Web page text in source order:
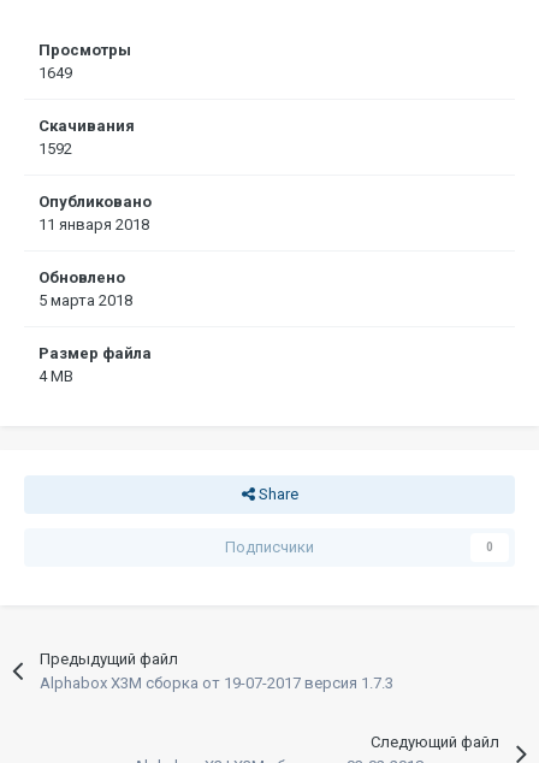
Просмотры
1649
Скачивания
1592
Опубликовано
11 января 2018
Обновлено
5 марта 2018
Размер файла
4 MB
Share
Подписчики 0
Предыдущий файл
Alphabox X3M сборка от 19-07-2017 версия 1.7.3
Следующий файл